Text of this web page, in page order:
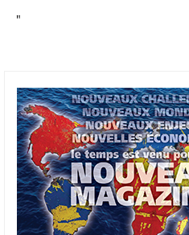
technologie.
appliquée d'Afrique à À Accra, au
mercredi 1er juillet lors du premier
américain, qui a également indiqué
d'investir un milliard de dollars sur le
Google Africa Applied AI Lab, la
Community Centre d'Accra. Elle
venus de tout le continent à des
un accès anticipé aux derniers
candidatures sont ouvertes jusqu'au
"